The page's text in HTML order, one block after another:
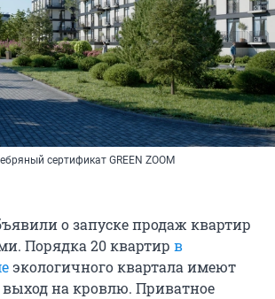
сертификат GREEN ZOOM
о запуске продаж квартир
Порядка 20 квартир в
экологичного квартала имеют
на кровлю. Приватное